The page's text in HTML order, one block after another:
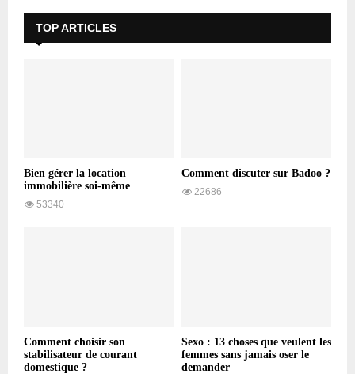
TOP ARTICLES
Bien gérer la location
immobilière soi-même
53340
Comment discuter sur Badoo ?
22686
Comment choisir son
stabilisateur de courant
domestique ?
Sexo : 13 choses que veulent les
femmes sans jamais oser le
demander